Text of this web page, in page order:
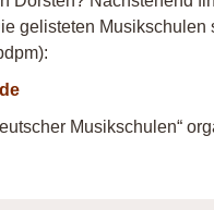
gelisteten
Musikschulen“